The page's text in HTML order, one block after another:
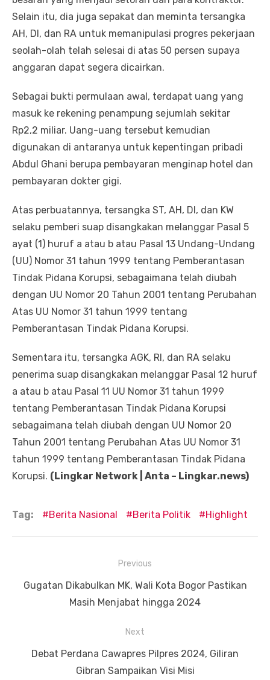
Selain itu, dia juga sepakat dan meminta tersangka
AH, DI, dan RA untuk memanipulasi progres pekerjaan
seolah-olah telah selesai di atas 50 persen supaya
anggaran dapat segera dicairkan.
Sebagai bukti permulaan awal, terdapat uang yang
masuk ke rekening penampung sejumlah sekitar
Rp2,2 miliar. Uang-uang tersebut kemudian
digunakan di antaranya untuk kepentingan pribadi
Abdul Ghani berupa pembayaran menginap hotel dan
pembayaran dokter gigi.
Atas perbuatannya, tersangka ST, AH, DI, dan KW
selaku pemberi suap disangkakan melanggar Pasal 5
ayat (1) huruf a atau b atau Pasal 13 Undang-Undang
(UU) Nomor 31 tahun 1999 tentang Pemberantasan
Tindak Pidana Korupsi, sebagaimana telah diubah
dengan UU Nomor 20 Tahun 2001 tentang Perubahan
Atas UU Nomor 31 tahun 1999 tentang
Pemberantasan Tindak Pidana Korupsi.
Sementara itu, tersangka AGK, RI, dan RA selaku
penerima suap disangkakan melanggar Pasal 12 huruf
a atau b atau Pasal 11 UU Nomor 31 tahun 1999
tentang Pemberantasan Tindak Pidana Korupsi
sebagaimana telah diubah dengan UU Nomor 20
Tahun 2001 tentang Perubahan Atas UU Nomor 31
tahun 1999 tentang Pemberantasan Tindak Pidana
Korupsi. (Lingkar Network | Anta – Lingkar.news)
Tag: Berita Nasional Berita Politik Highlight
pos
Previous
Previous
Gugatan Dikabulkan MK, Wali Kota Bogor Pastikan
Masih Menjabat hingga 2024
Next
NextDebat Perdana Cawapres Pilpres 2024, Giliran
Gibran Sampaikan Visi Misi